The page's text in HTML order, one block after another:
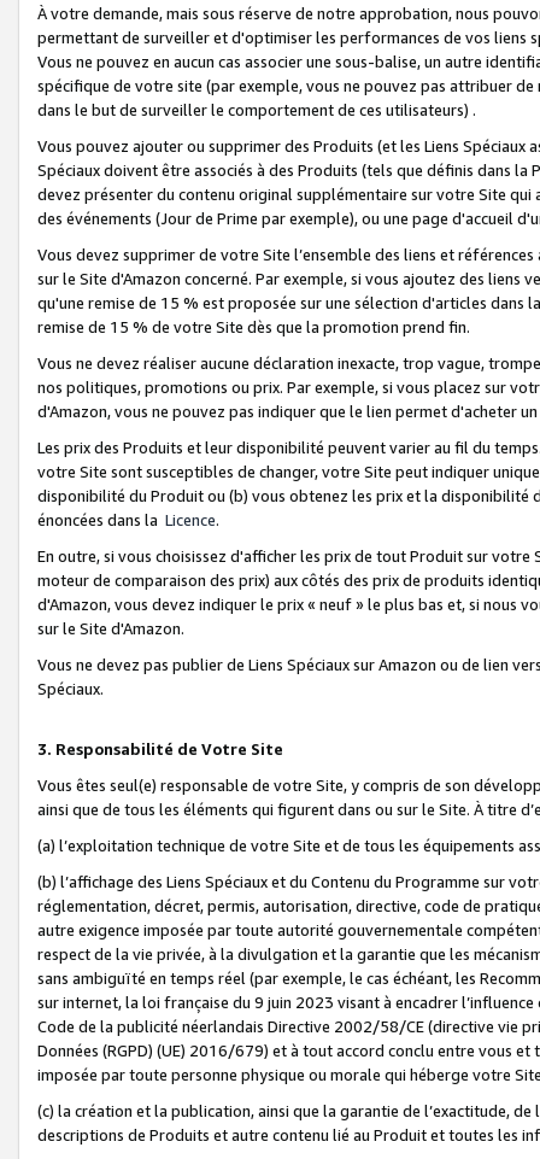
À votre demande, mais sous réserve de notre approbation, nous
permettant de surveiller et d'optimiser les performances de vos liens
Vous ne pouvez en aucun cas associer une sous-balise, un autre
spécifique de votre site (par exemple, vous ne pouvez pas attribuer
dans le but de surveiller le comportement de ces utilisateurs) .
Vous pouvez ajouter ou supprimer des Produits (et les Liens
Spéciaux doivent être associés à des Produits (tels que définis dans
devez présenter du contenu original supplémentaire sur votre Site qui
des événements (Jour de Prime par exemple), ou une page d'accueil
Vous devez supprimer de votre Site l’ensemble des liens et
sur le Site d'Amazon concerné. Par exemple, si vous ajoutez des
qu'une remise de 15 % est proposée sur une sélection d'articles
remise de 15 % de votre Site dès que la promotion prend fin.
Vous ne devez réaliser aucune déclaration inexacte, trop vague,
nos politiques, promotions ou prix. Par exemple, si vous placez sur
d'Amazon, vous ne pouvez pas indiquer que le lien permet d'acheter
Les prix des Produits et leur disponibilité peuvent varier au fil du
votre Site sont susceptibles de changer, votre Site peut indiquer
disponibilité du Produit ou (b) vous obtenez les prix et la disponibilité
énoncées dans la Licence.
En outre, si vous choisissez d'afficher les prix de tout Produit sur
moteur de comparaison des prix) aux côtés des prix de produits
d'Amazon, vous devez indiquer le prix « neuf » le plus bas et, si nous
sur le Site d'Amazon.
Vous ne devez pas publier de Liens Spéciaux sur Amazon ou de lien
Spéciaux.
3. Responsabilité de Votre Site
Vous êtes seul(e) responsable de votre Site, y compris de son
ainsi que de tous les éléments qui figurent dans ou sur le Site. À titre
(a) l’exploitation technique de votre Site et de tous les équipements
(b) l’affichage des Liens Spéciaux et du Contenu du Programme sur
réglementation, décret, permis, autorisation, directive, code de
autre exigence imposée par toute autorité gouvernementale
respect de la vie privée, à la divulgation et la garantie que les
sans ambiguïté en temps réel (par exemple, le cas échéant, les
sur internet, la loi française du 9 juin 2023 visant à encadrer
Code de la publicité néerlandais Directive 2002/58/CE (directive vie
Données (RGPD) (UE) 2016/679) et à tout accord conclu entre vous
imposée par toute personne physique ou morale qui héberge votre
(c) la création et la publication, ainsi que la garantie de l’exactitude,
descriptions de Produits et autre contenu lié au Produit et toutes les